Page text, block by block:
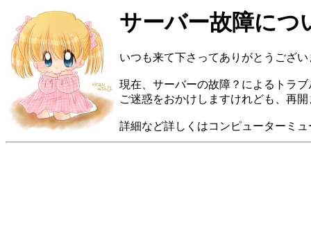
サーバー故障につ
いつも来て下さってありがとうござい
現在、サーバーの故障？によるトラ
ご迷惑をおかけしますけれども、再
詳細など詳しくはコンピューターミ